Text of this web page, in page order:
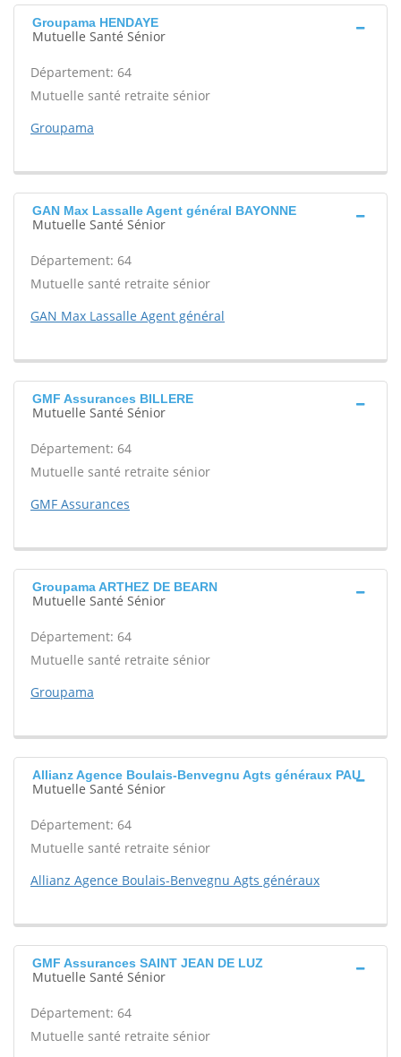
Groupama HENDAYE
Mutuelle Santé Sénior
Département: 64
Mutuelle santé retraite sénior
Groupama
GAN Max Lassalle Agent général BAYONNE
Mutuelle Santé Sénior
Département: 64
Mutuelle santé retraite sénior
GAN Max Lassalle Agent général
GMF Assurances BILLERE
Mutuelle Santé Sénior
Département: 64
Mutuelle santé retraite sénior
GMF Assurances
Groupama ARTHEZ DE BEARN
Mutuelle Santé Sénior
Département: 64
Mutuelle santé retraite sénior
Groupama
Allianz Agence Boulais-Benvegnu Agts généraux PAU
Mutuelle Santé Sénior
Département: 64
Mutuelle santé retraite sénior
Allianz Agence Boulais-Benvegnu Agts généraux
GMF Assurances SAINT JEAN DE LUZ
Mutuelle Santé Sénior
Département: 64
Mutuelle santé retraite sénior